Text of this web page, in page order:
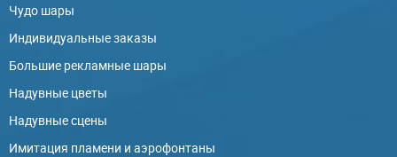
Чудо шары
Индивидуальные заказы
Большие рекламные шары
Надувные цветы
Надувные сцены
Имитация пламени и аэрофонтаны